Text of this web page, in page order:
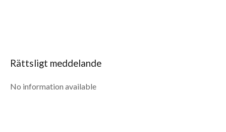
Rättsligt meddelande
No information available